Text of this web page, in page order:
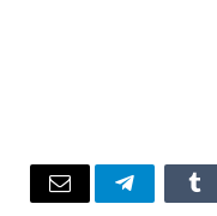
Tumblr
Telegram
Email